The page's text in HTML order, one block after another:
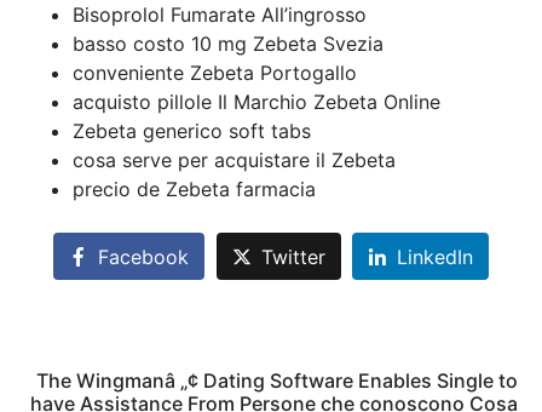
Bisoprolol Fumarate All’ingrosso
basso costo 10 mg Zebeta Svezia
conveniente Zebeta Portogallo
acquisto pillole Il Marchio Zebeta Online
Zebeta generico soft tabs
cosa serve per acquistare il Zebeta
precio de Zebeta farmacia
Facebook Twitter LinkedIn
The Wingmanâ „¢ Dating Software Enables Single to
have Assistance From Persone che conoscono Cosa